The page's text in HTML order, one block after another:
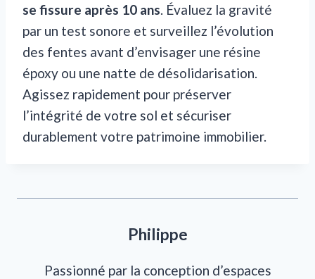
se fissure après 10 ans. Évaluez la gravité
par un test sonore et surveillez l’évolution
des fentes avant d’envisager une résine
époxy ou une natte de désolidarisation.
Agissez rapidement pour préserver
l’intégrité de votre sol et sécuriser
durablement votre patrimoine immobilier.
Philippe
Passionné par la conception d’espaces